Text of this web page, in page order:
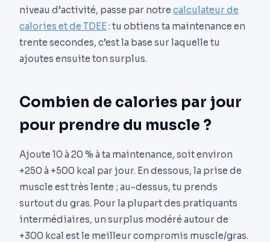
niveau d’activité, passe par notre calculateur de
calories et de TDEE: tu obtiens ta maintenance en
trente secondes, c’est la base sur laquelle tu
ajoutes ensuite ton surplus.
Combien de calories par jour
pour prendre du muscle ?
Ajoute 10 à 20 % à ta maintenance, soit environ
+250 à +500 kcal par jour. En dessous, la prise de
muscle est très lente ; au-dessus, tu prends
surtout du gras. Pour la plupart des pratiquants
intermédiaires, un surplus modéré autour de
+300 kcal est le meilleur compromis muscle/gras.